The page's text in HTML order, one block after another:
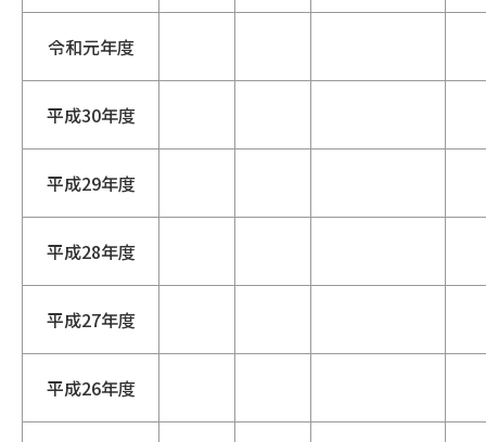
令和元年度
平成30年度
平成29年度
平成28年度
平成27年度
平成26年度